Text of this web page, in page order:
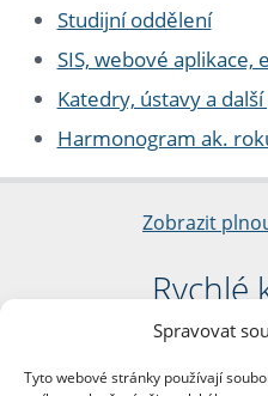
Spravovat
Tyto webové stránky používají
Studijní oddělení
SIS, webové aplikace,
Katedry, ústavy a
Harmonogram ak.
Zobrazit
Rychlé
nám. Jana